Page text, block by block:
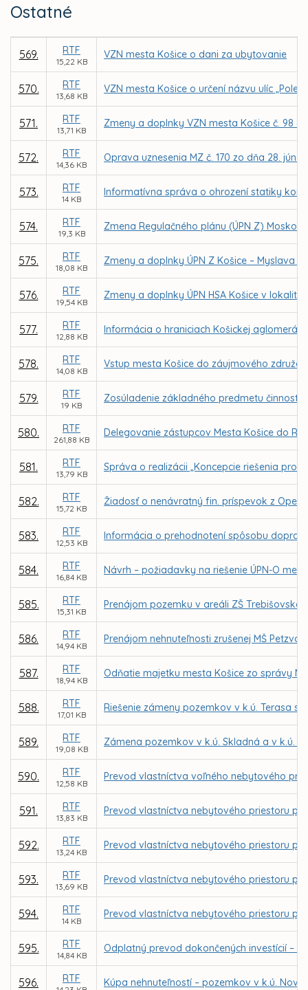
Ostatné
569. RTF
15,22 KB
VZN mesta Košice o dani za ubytovanie
570. RTF
13,68 KB
VZN mesta Košice o určení názvu ulíc
571. RTF
13,71 KB
Zmeny a doplnky VZN mesta Košice č. 98
572. RTF
14,36 KB
Oprava uznesenia MZ č. 170 zo dňa 28. júna
573. RTF
14 KB
Informatívna správa o ohrození statiky
574. RTF
19,3 KB
Zmena Regulačného plánu (ÚPN Z)
575. RTF
18,08 KB
Zmeny a doplnky ÚPN Z Košice – Myslava
576. RTF
19,54 KB
Zmeny a doplnky ÚPN HSA Košice v
577. RTF
12,88 KB
Informácia o hraniciach Košickej
578. RTF
14,08 KB
Vstup mesta Košice do záujmového
579. RTF
19 KB
Zosúladenie základného predmetu činnosti
580. RTF
261,88 KB
Delegovanie zástupcov Mesta Košice do
581. RTF
13,79 KB
Správa o realizácii „Koncepcie riešenia
582. RTF
15,72 KB
Žiadosť o nenávratný fin. príspevok z
583. RTF
12,53 KB
Informácia o prehodnotení spôsobu
584. RTF
16,84 KB
Návrh – požiadavky na riešenie ÚPN-O
585. RTF
15,31 KB
Prenájom pozemku v areáli ZŠ Trebišovská
586. RTF
14,94 KB
Prenájom nehnuteľnosti zrušenej MŠ
587. RTF
18,94 KB
Odňatie majetku mesta Košice zo správy
588. RTF
17,01 KB
Riešenie zámeny pozemkov v k.ú. Terasa s
589. RTF
19,08 KB
Zámena pozemkov v k.ú. Skladná a v k.ú.
590. RTF
12,58 KB
Prevod vlastníctva voľného nebytového
591. RTF
13,83 KB
Prevod vlastníctva nebytového priestoru
592. RTF
13,24 KB
Prevod vlastníctva nebytového priestoru
593. RTF
13,69 KB
Prevod vlastníctva nebytového priestoru
594. RTF
14 KB
Prevod vlastníctva nebytového priestoru
595. RTF
14,84 KB
Odplatný prevod dokončených investícií –
596. RTF Kúpa nehnuteľností – pozemkov v k.ú.